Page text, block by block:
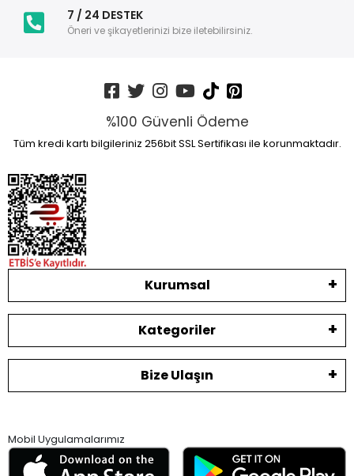
7 / 24 DESTEK
Öneri ve şikayetlerinizi bize iletebilirsiniz.
%100 Güvenli Ödeme
Tüm kredi kartı bilgileriniz 256bit SSL Sertifikası ile korunmaktadır.
Kurumsal
Kategoriler
Bize Ulaşın
Mobil Uygulamalarımız